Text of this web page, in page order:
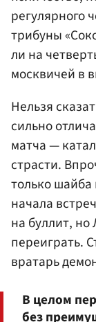
регулярного
трибуны
ли на
москвичей в
Нельзя
сильно
матча —
страсти.
только шайба
начала
на буллит,
переиграть.
вратарь
В целом
без